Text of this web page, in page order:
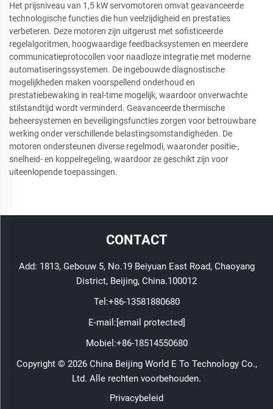
Het prijsniveau van 1,5 kW servomotoren omvat geavanceerde
technologische functies die hun veelzijdigheid en prestaties
verbeteren. Deze motoren zijn uitgerust met sofisticeerde
regelalgoritmen, hoogwaardige feedbacksystemen en meerdere
communicatieprotocollen voor naadloze integratie met moderne
automatiseringssystemen. De ingebouwde diagnostische
mogelijkheden maken voorspellend onderhoud en
prestatiebewaking in real-time mogelijk, waardoor onverwachte
stilstandtijd wordt verminderd. Geavanceerde thermische
beheersystemen en beveiligingsfuncties zorgen voor betrouwbare
werking onder verschillende belastingsomstandigheden. De
motoren ondersteunen diverse regelmodi, waaronder positie-,
snelheid- en koppelregeling, waardoor ze geschikt zijn voor
uiteenlopende toepassingen.
CONTACT
Add: 1813, Gebouw 5, No.19 Beiyuan East Road, Chaoyang
District, Beijing, China.100012
Tel:+86-13581880680
E-mail:[email protected]
Mobiel:+86-18514550680
Copyright © 2026 China Beijing World E To Technology Co.,
Ltd. Alle rechten voorbehouden.
Privacybeleid